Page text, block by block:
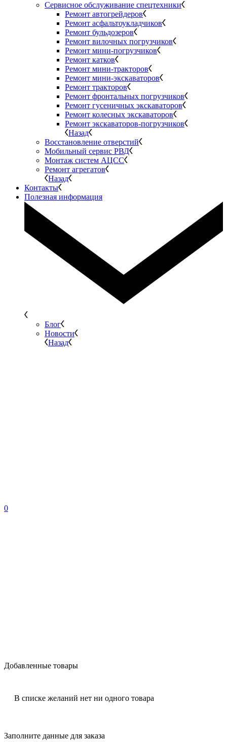
Сервисное обслуживание спецтехники
Ремонт автогрейдеров
Ремонт асфальтоукладчиков
Ремонт бульдозеров
Ремонт вилочных погрузчиков
Ремонт мини-погрузчиков
Ремонт катков
Ремонт мини-тракторов
Ремонт мини-экскаваторов
Ремонт тракторов
Ремонт фронтальных погрузчиков
Ремонт гусеничных экскаваторов
Ремонт колесных экскаваторов
Ремонт экскаваторов-погрузчиков
Назад
Восстановление отверстий
Мобильный сервис РВД
Монтаж систем АЦСС
Ремонт агрегатов
Назад
Контакты
Полезная информация
Блог
Новости
Назад
0
Добавленные товары
В списке желаний нет ни одного товара
Заполните данные для заказа